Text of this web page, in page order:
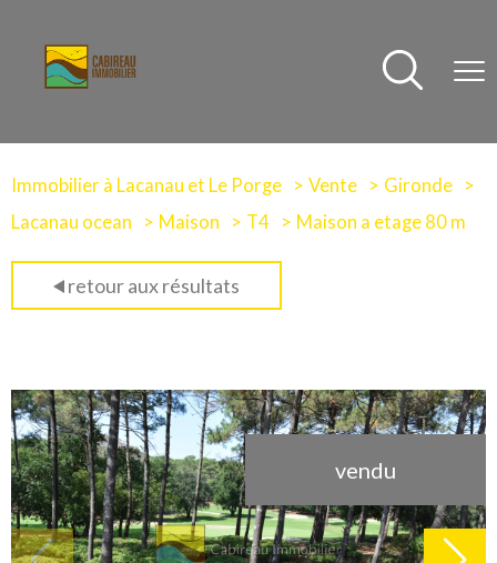
Immobilier à Lacanau et Le Porge Vente
Gironde
Lacanau ocean
Maison T4 Maison a etage 80 m
retour aux résultats
vendu